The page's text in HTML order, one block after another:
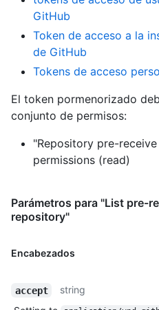
GitHub
Token de acceso a la
de GitHub
Tokens de acceso
El token pormenorizado
conjunto de permisos:
"Repository pre-
permissions (read)
Parámetros para "List pre-
repository"
Encabezados
accept
string